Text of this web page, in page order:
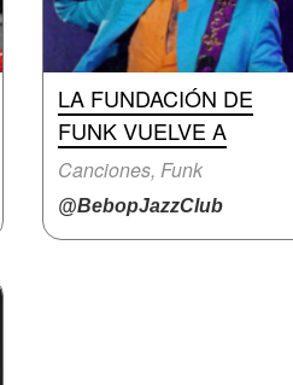
LA FUNDACIÓN DE
FUNK VUELVE A
Canciones, Funk
@BebopJazzClub